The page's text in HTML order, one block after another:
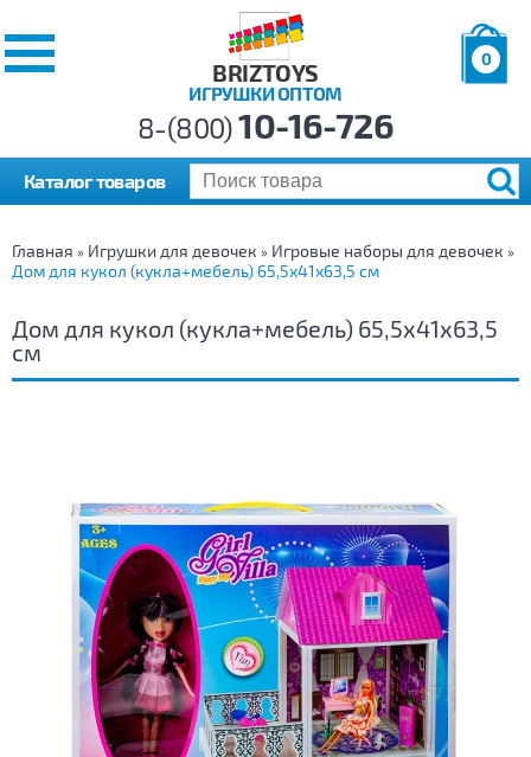
BRIZTOYS
ИГРУШКИ ОПТОМ
0
р.
8-(800)10-16-726
Каталог товаров
Главная » Игрушки для девочек » Игровые наборы для девочек »
Дом для кукол (кукла+мебель) 65,5х41х63,5 см
Дом для кукол (кукла+мебель) 65,5х41х63,5
см